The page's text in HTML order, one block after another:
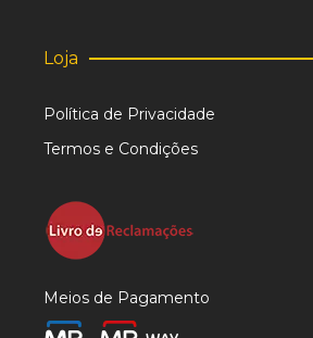
Loja
Política de Privacidade
Termos e Condições
Meios de Pagamento